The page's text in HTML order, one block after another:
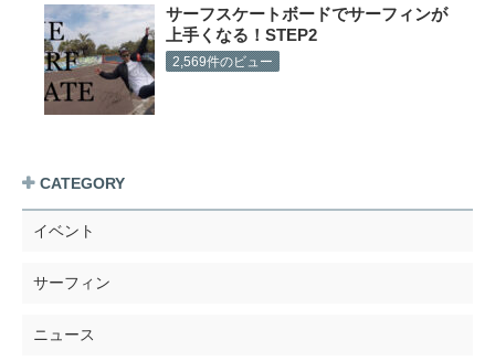
サーフスケートボードでサーフィンが
上手くなる！STEP2
2,569件のビュー
CATEGORY
イベント
サーフィン
ニュース